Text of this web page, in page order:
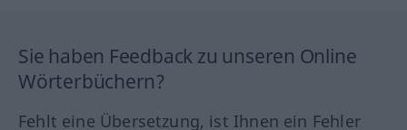
Sie haben Feedback zu unseren Online
Wörterbüchern?
Fehlt eine Übersetzung, ist Ihnen ein Fehler